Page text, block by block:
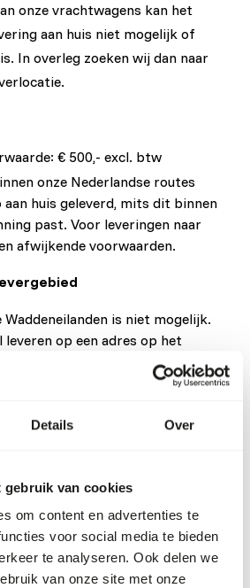
Details Over
gebruik van cookies
om content en advertenties te
voor social media te bieden
te analyseren. Ook delen we
van onze site met onze
onze vrachtwagens kan het
aan huis niet mogelijk of
In overleg zoeken wij dan naar
€ 500,- excl. btw
onze Nederlandse routes
huis geleverd, mits dit binnen
past. Voor leveringen naar
afwijkende voorwaarden.
Waddeneilanden is niet mogelijk.
leveren op een adres op het
hiervoor contact met ons op
info@kiezebrink.eu.
België & Frankrijk.